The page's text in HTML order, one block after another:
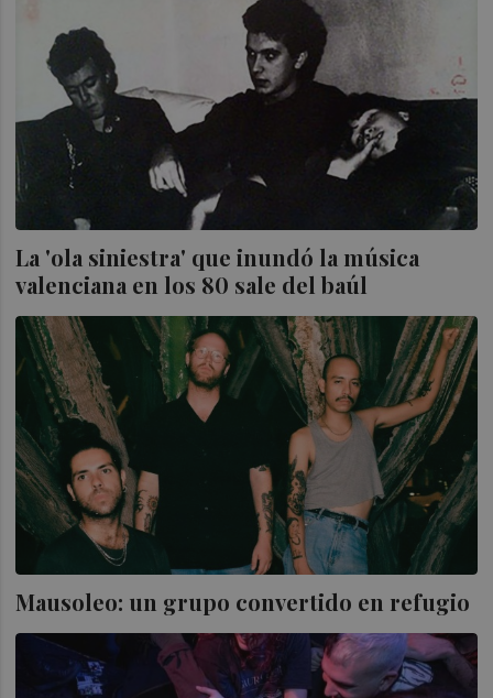
La 'ola siniestra' que inundó la música
valenciana en los 80 sale del baúl
Mausoleo: un grupo convertido en refugio